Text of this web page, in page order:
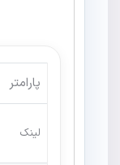
پارامتر
لینک